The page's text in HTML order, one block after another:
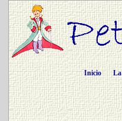
Inicio La